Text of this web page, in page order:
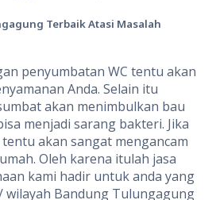
Terbaik Atasi Masalah
penyumbatan WC tentu akan
Anda. Selain itu
akan menimbulkan bau
menjadi sarang bakteri. Jika
akan sangat mengancam
Oleh karena itulah jasa
kami hadir untuk anda yang
wilayah Bandung Tulungagung